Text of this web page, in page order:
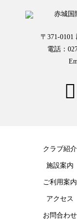
〒371-
電話：
クラブ紹介
施設案内
ご利用案内
アクセス
お問合わせ